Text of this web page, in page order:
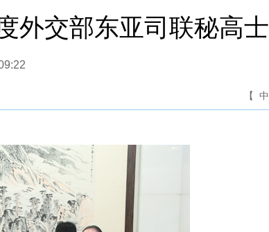
外交部东亚司联秘高士
【 中